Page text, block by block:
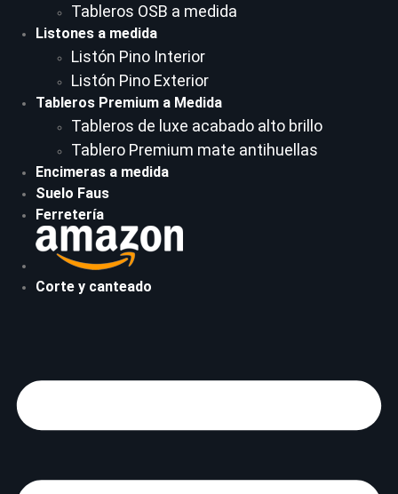
Tableros OSB a medida
Listones a medida
Listón Pino Interior
Listón Pino Exterior
Tableros Premium a Medida
Tableros de luxe acabado alto brillo
Tablero Premium mate antihuellas
Encimeras a medida
Suelo Faus
Ferretería
Corte y canteado